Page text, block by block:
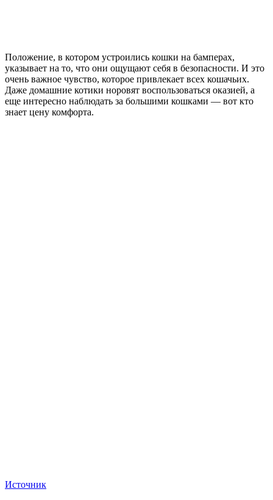
Положение, в котором устроились кошки на бамперах,
указывает на то, что они ощущают себя в безопасности. И это
очень важное чувство, которое привлекает всех кошачьих.
Даже домашние котики норовят воспользоваться оказией, а
еще интересно наблюдать за большими кошками — вот кто
знает цену комфорта.
Источник